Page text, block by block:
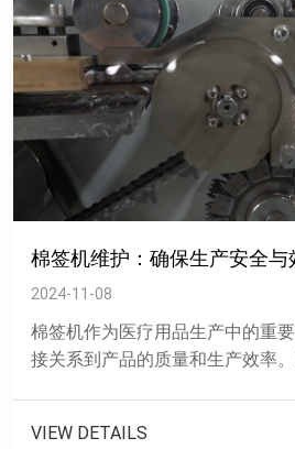
棉签机维护：确保生产安全与
2024-11-08
棉签机作为医疗用品生产中的重
接关系到产品的质量和生产效率
VIEW DETAILS